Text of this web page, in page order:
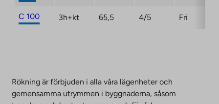
C 100 3h+kt 65,5 4/5 Fri
Rökning är förbjuden i alla våra lägenheter och
gemensamma utrymmen i byggnaderna, såsom